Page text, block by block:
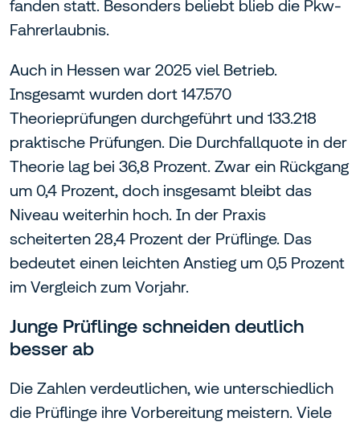
fanden statt. Besonders beliebt blieb die Pkw-
Fahrerlaubnis.
Auch in Hessen war 2025 viel Betrieb.
Insgesamt wurden dort 147.570
Theorieprüfungen durchgeführt und 133.218
praktische Prüfungen. Die Durchfallquote in der
Theorie lag bei 36,8 Prozent. Zwar ein Rückgang
um 0,4 Prozent, doch insgesamt bleibt das
Niveau weiterhin hoch. In der Praxis
scheiterten 28,4 Prozent der Prüflinge. Das
bedeutet einen leichten Anstieg um 0,5 Prozent
im Vergleich zum Vorjahr.
Junge Prüflinge schneiden deutlich
besser ab
Die Zahlen verdeutlichen, wie unterschiedlich
die Prüflinge ihre Vorbereitung meistern. Viele